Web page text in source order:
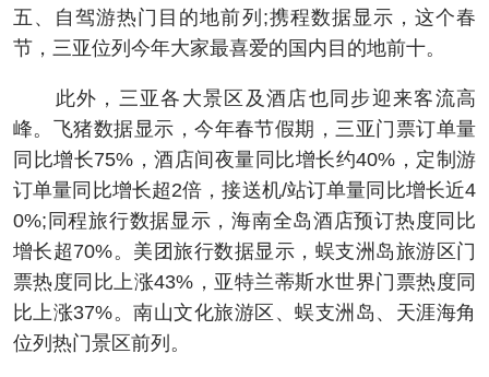
五、自驾游热门目的地前列;携程数据显示，这个春
节，三亚位列今年大家最喜爱的国内目的地前十。
此外，三亚各大景区及酒店也同步迎来客流高
峰。飞猪数据显示，今年春节假期，三亚门票订单量
同比增长75%，酒店间夜量同比增长约40%，定制游
订单量同比增长超2倍，接送机/站订单量同比增长近4
0%;同程旅行数据显示，海南全岛酒店预订热度同比
增长超70%。美团旅行数据显示，蜈支洲岛旅游区门
票热度同比上涨43%，亚特兰蒂斯水世界门票热度同
比上涨37%。南山文化旅游区、蜈支洲岛、天涯海角
位列热门景区前列。